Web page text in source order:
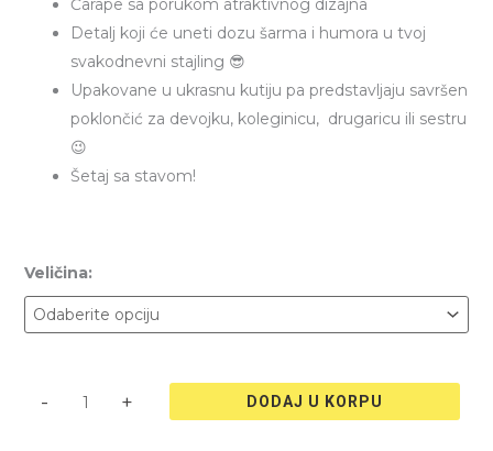
Čarape sa porukom atraktivnog dizajna
Detalj koji će uneti dozu šarma i humora u tvoj
svakodnevni stajling 😎
Upakovane u ukrasnu kutiju pa predstavljaju savršen
poklončić za devojku, koleginicu, drugaricu ili sestru
😉
Šetaj sa stavom!
Veličina:
- + DODAJ U KORPU